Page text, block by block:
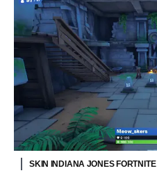
SKIN INDIANA JONES FORTNITE